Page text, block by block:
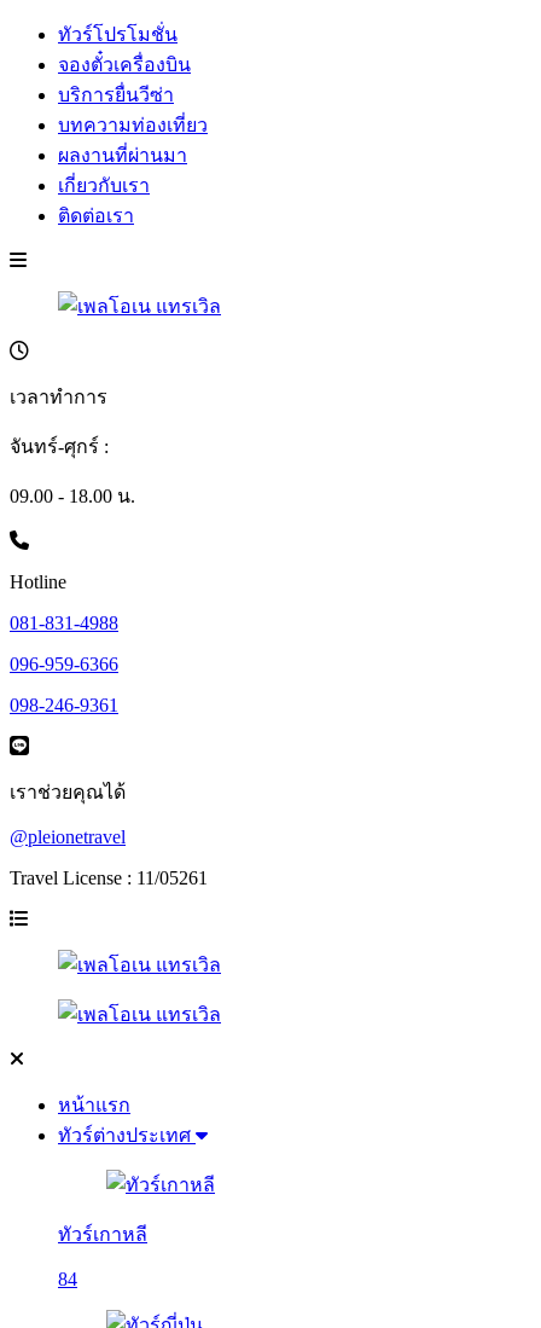
ทัวร์โปรโมชั่น
จองตั๋วเครื่องบิน
บริการยื่นวีซ่า
บทความท่องเที่ยว
ผลงานที่ผ่านมา
เกี่ยวกับเรา
ติดต่อเรา
เวลาทำการ
จันทร์-ศุกร์ :
09.00 - 18.00 น.
Hotline
081-831-4988
096-959-6366
098-246-9361
เราช่วยคุณได้
@pleionetravel
Travel License : 11/05261
หน้าแรก
ทัวร์ต่างประเทศ
ทัวร์เกาหลี
84